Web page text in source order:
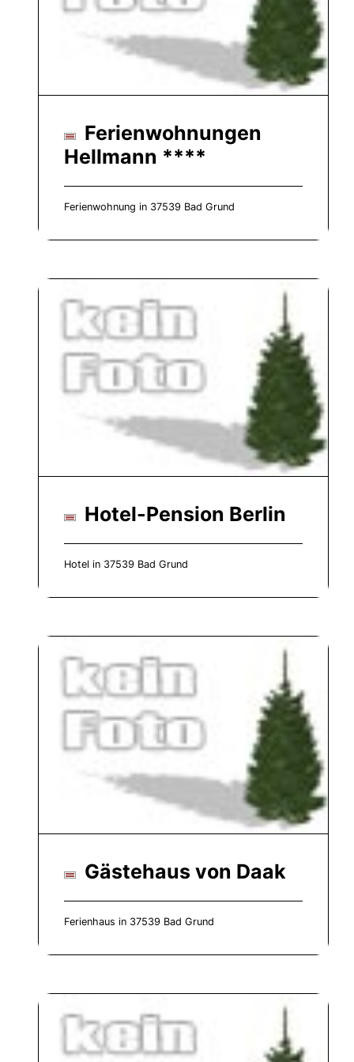
Ferienwohnungen
Hellmann ****
Ferienwohnung in 37539 Bad Grund
Hotel-Pension Berlin
Hotel in 37539 Bad Grund
Gästehaus von Daak
Ferienhaus in 37539 Bad Grund